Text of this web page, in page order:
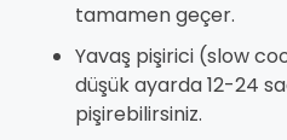
tamamen geçer.
Yavaş pişirici (slow
düşük ayarda 12-24
pişirebilirsiniz.